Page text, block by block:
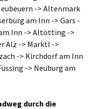
-> Altenmark
am Inn -> Gars -
Inn -> Altötting ->
Alz -> Marktl ->
-> Kirchdorf am Inn
-> Neuburg am
durch die